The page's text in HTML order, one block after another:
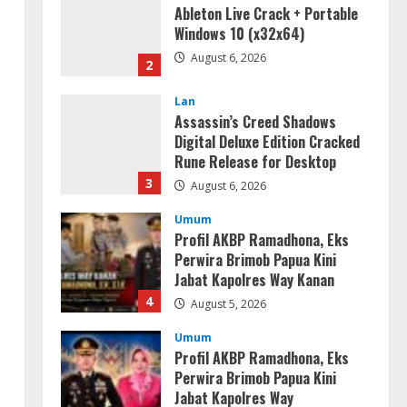
3
Digital Deluxe Edition Cracked
Rune Release for Desktop
August 6, 2026
4
Umum
Profil AKBP Ramadhona, Eks
Perwira Brimob Papua Kini
Jabat Kapolres Way Kanan
August 5, 2026
5
Umum
Profil AKBP Ramadhona, Eks
Perwira Brimob Papua Kini
Jabat Kapolres Way
Kanan,Masyarakat Ogan Di
August 4, 2026
MATLAB Crack + Portable Clean
Premium